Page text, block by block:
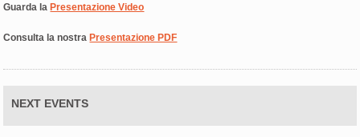
Guarda laPresentazione Video
Consulta la nostraPresentazione PDF
NEXT EVENTS